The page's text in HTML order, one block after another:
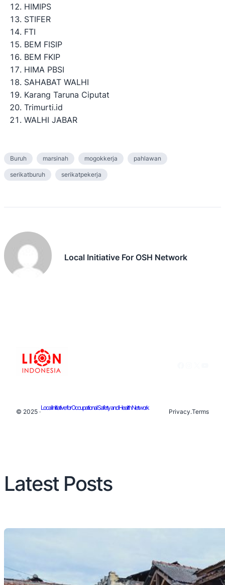
HIMIPS
STIFER
FTI
BEM FISIP
BEM FKIP
HIMA PBSI
SAHABAT WALHI
Karang Taruna Ciputat
Trimurti.id
WALHI JABAR
Buruh marsinah mogokkerja pahlawan
serikatburuh serikatpekerja
Local Initiative For OSH Network
© 2025 ·
Local Initiative for Occupational Safety and Health Network
Privacy.Terms
Latest Posts